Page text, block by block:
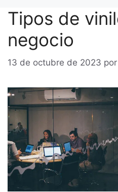
Tipos de
negocio
13 de octubre de 2023 por